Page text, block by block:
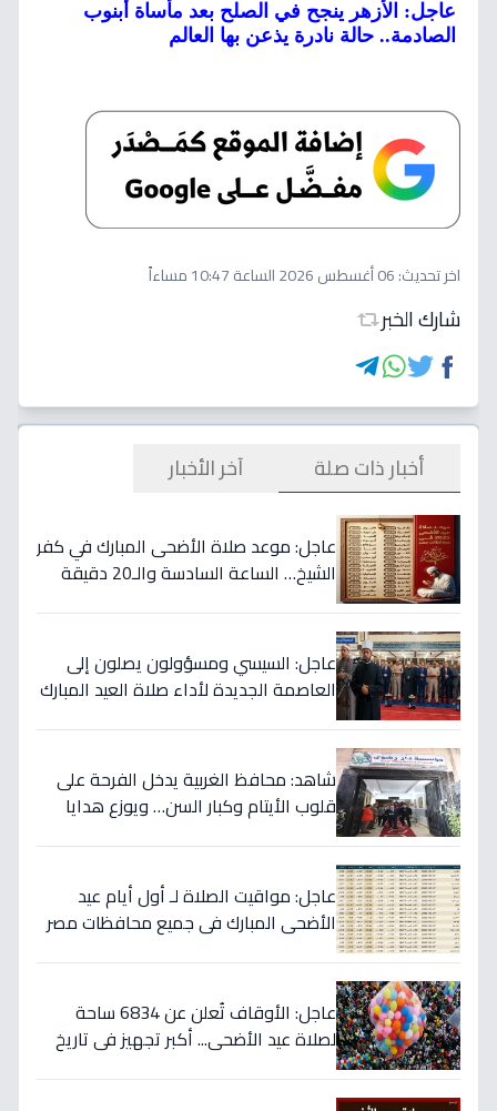
عاجل: الأزهر ينجح في الصلح بعد مأساة أبنوب
الصادمة.. حالة نادرة يذعن بها العالم
اخر تحديث:06 أغسطس 2026 الساعة 10:47 مساءاً
شارك الخبر
أخبار ذات صلة آخر الأخبار
عاجل: موعد صلاة الأضحى المبارك في كفر
الشيخ… الساعة السادسة والـ20 دقيقة
عاجل: السيسي ومسؤولون يصلون إلى
العاصمة الجديدة لأداء صلاة العيد المبارك
شاهد: محافظ الغربية يدخل الفرحة على
قلوب الأيتام وكبار السن… ويوزع هدايا
عاجل: مواقيت الصلاة لـ أول أيام عيد
الأضحى المبارك في جميع محافظات مصر
عاجل: الأوقاف تُعلن عن 6834 ساحة
لصلاة عيد الأضحى... أكبر تجهيز في تاريخ